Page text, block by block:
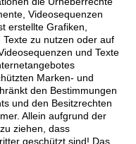
Videosequenzen
erstellte Grafiken,
zu nutzen oder auf
und Texte
Marken- und
den Bestimmungen
und den Besitzrechten
Allein aufgrund der
ziehen, dass
geschützt sind! Das